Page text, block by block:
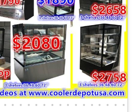
• • • • • • • • • • • • • • • •